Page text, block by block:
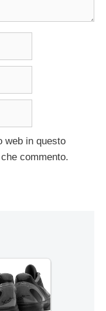
web in questo
commento.